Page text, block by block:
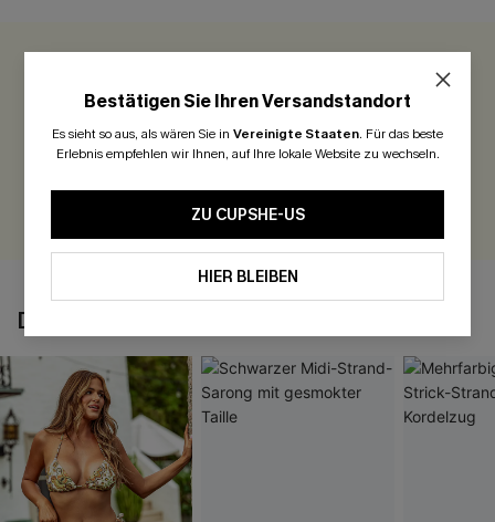
Seien Sie der Erste, der bewertet
300 Punkte für Ihre Bewertung!
BEWERTEN
DAS KÖNNTE IHNEN AUCH GEFALLEN
Bestätigen Sie Ihren Versandstandort
Es sieht so aus, als wären Sie in Vereinigte Staaten. Für das beste
Erlebnis empfehlen wir Ihnen, auf Ihre lokale Website zu wechseln.
ZU CUPSHE-US
HIER BLEIBEN